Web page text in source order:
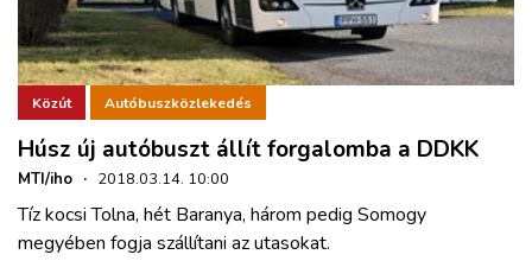
Közút Autóbuszközlekedés
Húsz új autóbuszt állít forgalomba a DDKK
MTI/iho · 2018.03.14. 10:00
Tíz kocsi Tolna, hét Baranya, három pedig Somogy
megyében fogja szállítani az utasokat.